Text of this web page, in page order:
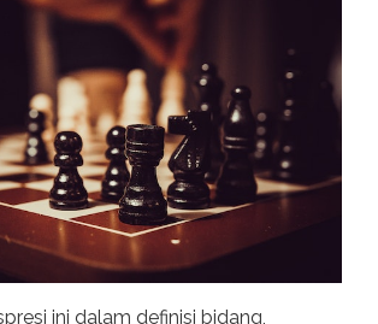
ini dalam definisi bidang,